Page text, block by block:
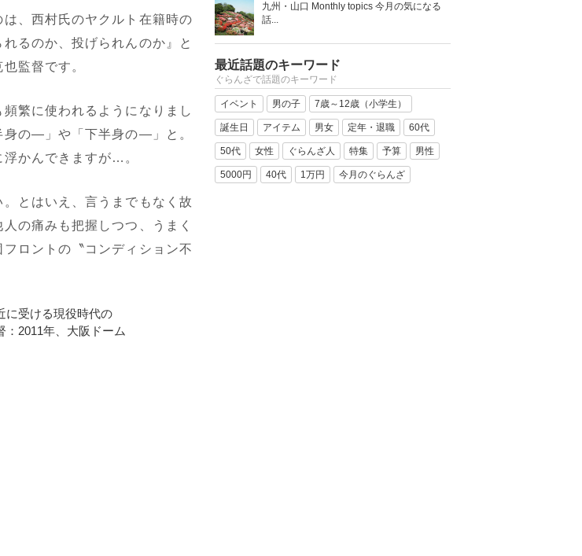
、西村氏のヤクルト在籍時の
るのか、投げられんのか』と
監督です。
繁に使われるようになりまし
身の―」や「下半身の―」と。
かんできますが…。
とはいえ、言うまでもなく故
の痛みも把握しつつ、うまく
ロントの〝コンディション不
に受ける現役時代の
：2011年、大阪ドーム
九州・山口 Monthly topics 今月の気になる
話...
最近話題のキーワード
ぐらんざで話題のキーワード
イベント 男の子 7歳～12歳（小学生）
誕生日 アイテム 男女 定年・退職 60代
50代 女性 ぐらんざ人 特集 予算 男性
5000円 40代 1万円 今月のぐらんざ